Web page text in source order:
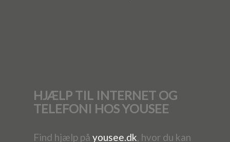
HJÆLP TIL INTERNET OG
TELEFONI HOS YOUSEE
Find hjælp på yousee.dk, hvor du kan